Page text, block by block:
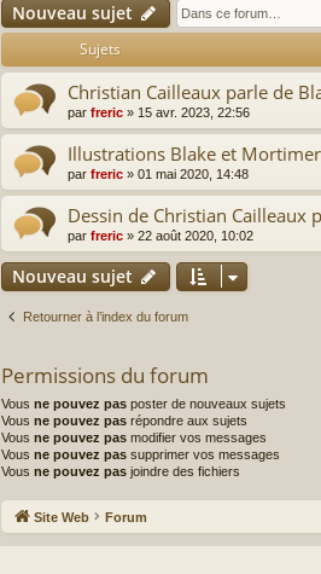
Nouveau sujet
Sujets
Christian Cailleaux parle de
par freric » 15 avr. 2023, 22:56
Illustrations Blake et
par freric » 01 mai 2020, 14:48
Dessin de Christian Cailleaux
par freric » 22 août 2020, 10:02
Nouveau sujet
Retourner à l’index du forum
Permissions du forum
Vous ne pouvez pas poster de nouveaux sujets
Vous ne pouvez pas répondre aux sujets
Vous ne pouvez pas modifier vos messages
Vous ne pouvez pas supprimer vos messages
Vous ne pouvez pas joindre des fichiers
Site Web Forum